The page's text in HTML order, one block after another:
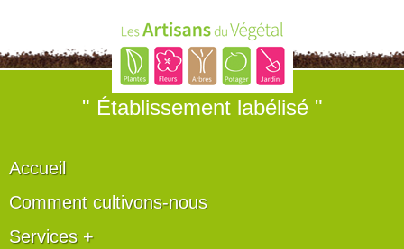
" Établissement labélisé "
Accueil
Comment cultivons-nous
Services +